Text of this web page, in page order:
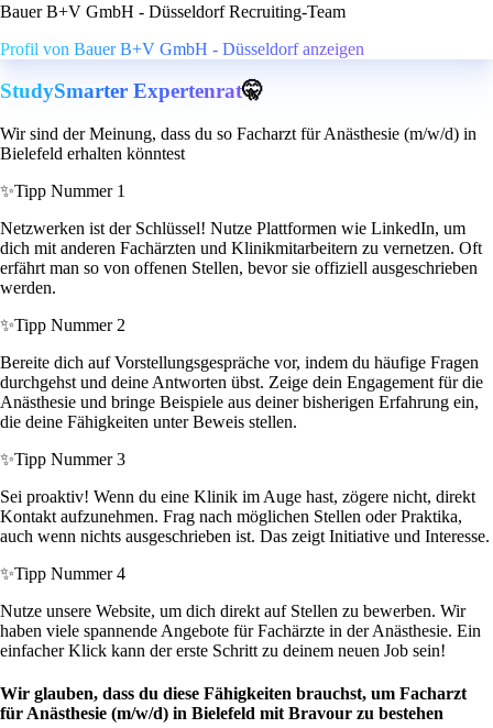
Bauer B+V GmbH - Düsseldorf Recruiting-Team
Profil von Bauer B+V GmbH - Düsseldorf anzeigen
StudySmarter Expertenrat🤫
Wir sind der Meinung, dass du so Facharzt für Anästhesie (m/w/d) in
Bielefeld erhalten könntest
✨Tipp Nummer 1
Netzwerken ist der Schlüssel! Nutze Plattformen wie LinkedIn, um
dich mit anderen Fachärzten und Klinikmitarbeitern zu vernetzen. Oft
erfährt man so von offenen Stellen, bevor sie offiziell ausgeschrieben
werden.
✨Tipp Nummer 2
Bereite dich auf Vorstellungsgespräche vor, indem du häufige Fragen
durchgehst und deine Antworten übst. Zeige dein Engagement für die
Anästhesie und bringe Beispiele aus deiner bisherigen Erfahrung ein,
die deine Fähigkeiten unter Beweis stellen.
✨Tipp Nummer 3
Sei proaktiv! Wenn du eine Klinik im Auge hast, zögere nicht, direkt
Kontakt aufzunehmen. Frag nach möglichen Stellen oder Praktika,
auch wenn nichts ausgeschrieben ist. Das zeigt Initiative und Interesse.
✨Tipp Nummer 4
Nutze unsere Website, um dich direkt auf Stellen zu bewerben. Wir
haben viele spannende Angebote für Fachärzte in der Anästhesie. Ein
einfacher Klick kann der erste Schritt zu deinem neuen Job sein!
Wir glauben, dass du diese Fähigkeiten brauchst, um Facharzt
für Anästhesie (m/w/d) in Bielefeld mit Bravour zu bestehen